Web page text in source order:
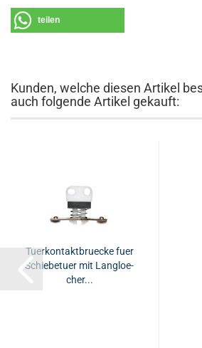
teilen
Kunden, welche diesen Artikel
auch folgende Artikel gekauft:
Tu­er­kon­takt­bru­ecke fuer
Schie­be­tu­er mit Lang­lo­e­
cher...